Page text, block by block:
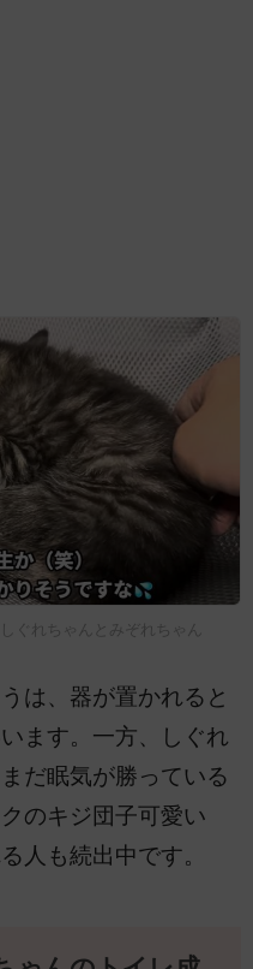
ぐれちゃんとみぞれちゃん
は、器が置かれると
ます。一方、しぐれ
だ眠気が勝っている
のキジ団子可愛い
人も続出中です。